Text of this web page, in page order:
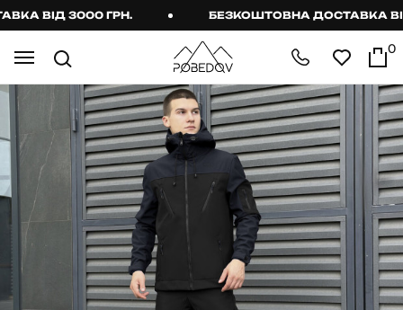
ВІД 3000 ГРН. БЕЗКОШТОВНА ДОСТАВКА ВІД
0